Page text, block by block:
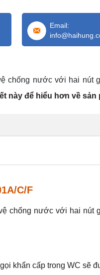
Email:
chống nước với hai nút
này để hiểu hơn về sản
C/F
chống nước với hai nút
khẩn cấp trong WC sẽ